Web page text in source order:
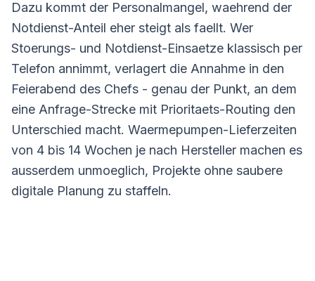
Dazu kommt der Personalmangel, waehrend der
Notdienst-Anteil eher steigt als faellt. Wer
Stoerungs- und Notdienst-Einsaetze klassisch per
Telefon annimmt, verlagert die Annahme in den
Feierabend des Chefs - genau der Punkt, an dem
eine Anfrage-Strecke mit Prioritaets-Routing den
Unterschied macht. Waermepumpen-Lieferzeiten
von 4 bis 14 Wochen je nach Hersteller machen es
ausserdem unmoeglich, Projekte ohne saubere
digitale Planung zu staffeln.